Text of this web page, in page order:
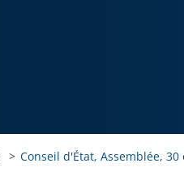
Conseil d'État, Assemblée,